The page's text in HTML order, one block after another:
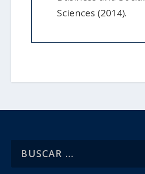
Sciences (2014).